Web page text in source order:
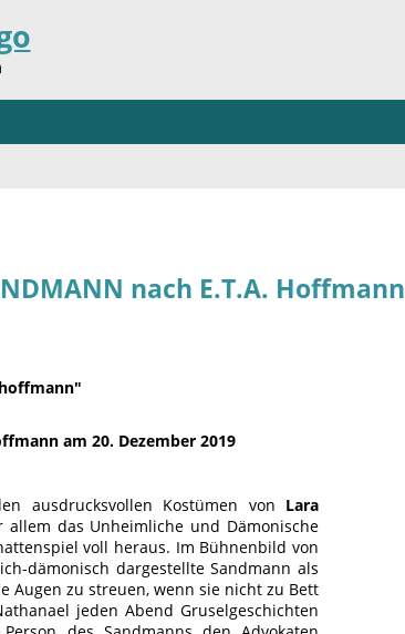
nach E.T.A. Hoffmann
am 20. Dezember 2019
ausdrucksvollen Kostümen von Lara
das Unheimliche und Dämonische
voll heraus. Im Bühnenbild von
dämonisch dargestellte Sandmann als
Augen zu streuen, wenn sie nicht zu Bett
jeden Abend Gruselgeschichten